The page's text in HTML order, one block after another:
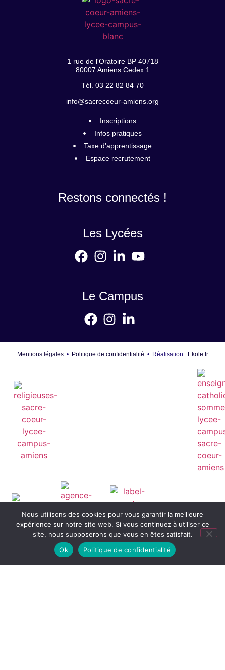
1 rue de l'Oratoire BP 40718
80007 Amiens Cedex 1
Tél. 03 22 82 84 70
info@sacrecoeur-amiens.org
Inscriptions
Infos pratiques
Taxe d'apprentissage
Espace recrutement
Restons connectés !
Les Lycées
Le Campus
Mentions légales• Politique de confidentialité • Réalisation : Ekole.fr
Nous utilisons des cookies pour vous garantir la meilleure
expérience sur notre site web. Si vous continuez à utiliser ce
site, nous supposerons que vous en êtes satisfait.
Ok
Politique de confidentialité